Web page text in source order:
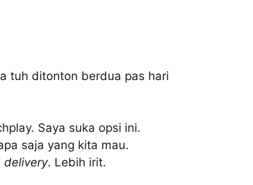
tuh ditonton berdua pas hari
Saya suka opsi ini.
saja yang kita mau.
delivery. Lebih irit.